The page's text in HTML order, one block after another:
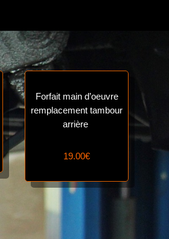
Forfait main d’oeuvre
remplacement tambour
arrière
19.00€